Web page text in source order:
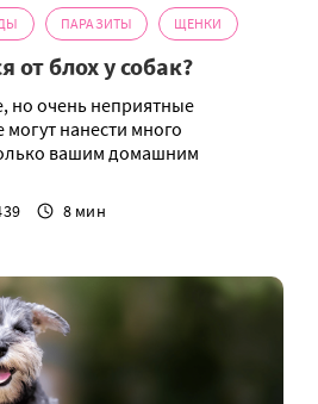
ПАРАЗИТЫ ЩЕНКИ
от блох у собак?
но очень неприятные
нанести много
вашим домашним
8 мин